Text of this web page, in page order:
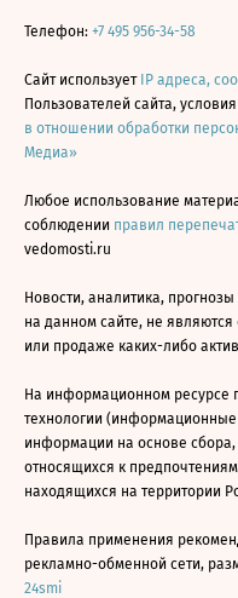
Телефон: +7 495 956-34-58
Сайт использует IP адреса,
Пользователей сайта,
в отношении обработки
Медиа»
Любое использование
соблюдении правил
vedomosti.ru
Новости, аналитика,
на данном сайте, не
или продаже каких-либо
На информационном ресурсе
технологии (информационные
информации на основе
относящихся к
находящихся на территории
Правила применения
рекламно-обменной сети,
24smi